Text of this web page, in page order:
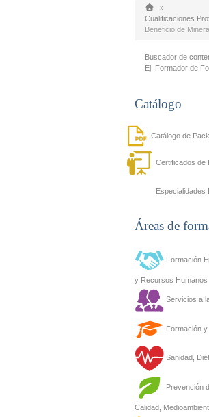
»
Cualificaciones
Beneficio de
Buscador de
Ej. Formador de
Catálogo
Catálogo de
Certificados de
Especialidades
Áreas de
Formación
y Recursos Humanos
Servicios a
Formación
Sanidad,
Prevención
Calidad,